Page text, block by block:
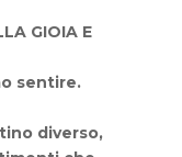
GIOIA E
sentire.
diverso,